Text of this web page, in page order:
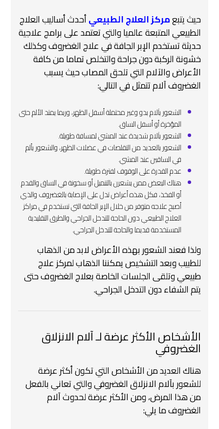
حيث يتبعمركز العلاج الطبيعيأحدث أساليب العلاج
الطبيعي المتبعة عالميا والتي تعتمد على برامج علاجية
حديثة تستخدم الإبر الجافة في علاج الغضروف وكذلك
خشونة الركبة دون جراحة والتخلص تماما من كافة
الأعراض والآلام التي تلحق المصاب حيث يسبب
الغضروف آلام تتمثل في التالي:
الشعور بآلام بدو وغير محتملة أسفل الظهر، وربما يمتد الألم حتى
المؤخرة أو أسفل الساق.
الشعور بآلام شديدة عند المشي لمسافة طويلة.
الشعور بالعديد من التقلصات في عضلات الظهر، والشعور بألم
في الساقين عند المشي.
عدم القدرة على الوقوف لفترة طويلة.
هناك البعض ممن يشعرن بالتنميل أو سخونة في الساق والقدم
أو الفخذ، فكل هذه أعراض تدل على الإصابة بالغضروف والذي
أصبح علاجه متوفر من خلال الإبر الجافة التي تستخدم في مراكز
العلاج الطبيعي دون الحاجة للتدخل الجراحي والطرق التقليدية
المستخدمة قديما والحاجة للتدخل الجراحي.
ولذا فعند الشعور بهذه الأعراض لابد من الذهاب
للطبيب وبعد التشخيص يمكننا الذهاب لمركز علاج
طبيعي وتلقى الجلسات الخاصة بعلاج الغضروف حتى
يتم الشفاء دون التدخل الجراحي.
الأشخاص الأكثر عرضة لـ آلام الانزلاق
الغضروفي
هناك العديد من الأشخاص التي تكون أكثر عرضة
للشعور بآلام الانزلاق الغضروفي والتي تعاني بالفعل
من هذا المرض، ومن الأكثر عرضة لحدوث آلام
الغضروف ما يلي: